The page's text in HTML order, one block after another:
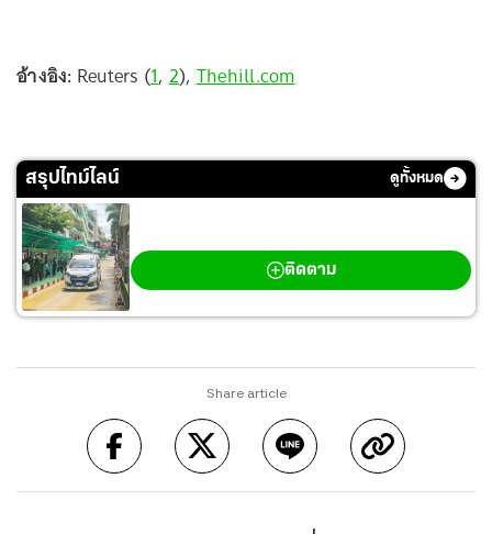
อ้างอิง: Reuters (1,2),Thehill.com
สรุปไทม์ไลน์ ดูทั้งหมด
ติดตาม
Share article